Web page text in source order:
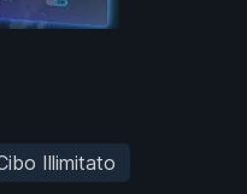
Illimitato